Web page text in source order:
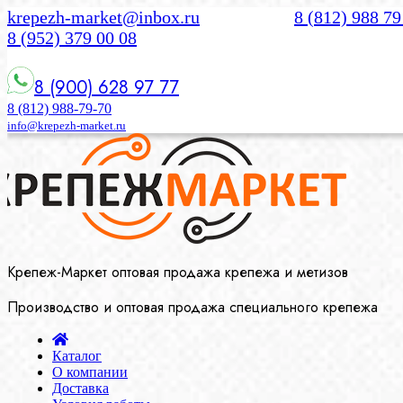
krepezh-market@inbox.ru
8 (812) 988
8 (952) 379 00 08
8 (900) 628 97 77
8 (812) 988-79-70
info@krepezh-market.ru
Крепеж-Маркет оптовая продажа крепежа и метизов
Производство и оптовая продажа специального крепежа
Каталог
О компании
Доставка